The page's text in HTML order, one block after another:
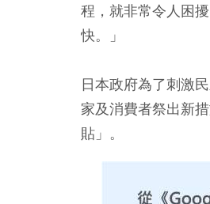
程，就非常令人困
快。」
日本政府為了刺激
家及消費者祭出新
貼」。